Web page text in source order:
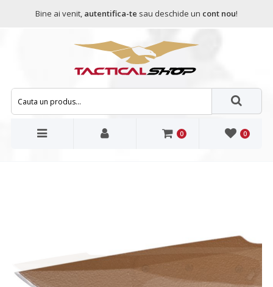
Bine ai venit, autentifica-te sau deschide un cont nou!
0 0